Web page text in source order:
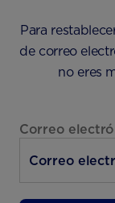
Para
de correo
no eres
Correo